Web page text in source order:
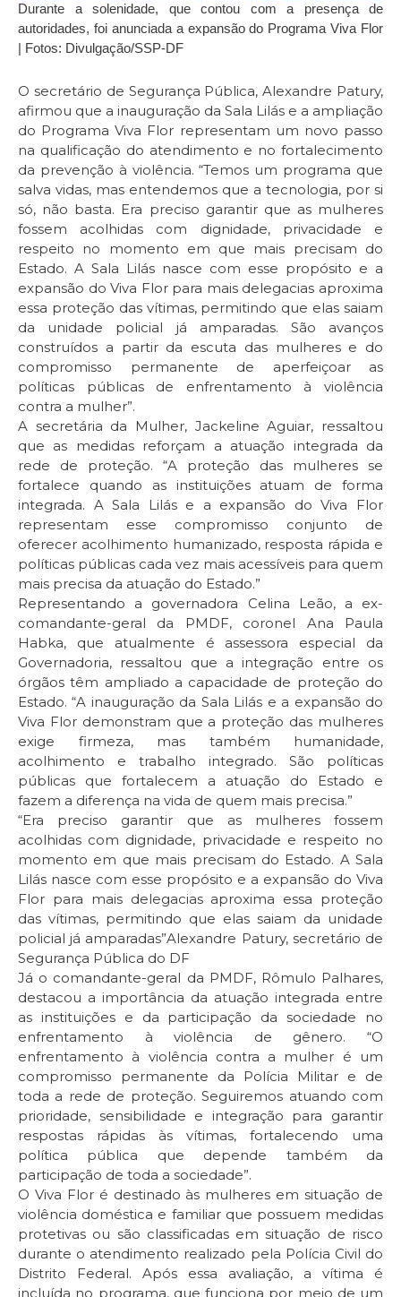
Durante a solenidade, que contou com a presença de
autoridades, foi anunciada a expansão do Programa Viva Flor
| Fotos: Divulgação/SSP-DF
O secretário de Segurança Pública, Alexandre Patury,
afirmou que a inauguração da Sala Lilás e a ampliação
do Programa Viva Flor representam um novo passo
na qualificação do atendimento e no fortalecimento
da prevenção à violência. “Temos um programa que
salva vidas, mas entendemos que a tecnologia, por si
só, não basta. Era preciso garantir que as mulheres
fossem acolhidas com dignidade, privacidade e
respeito no momento em que mais precisam do
Estado. A Sala Lilás nasce com esse propósito e a
expansão do Viva Flor para mais delegacias aproxima
essa proteção das vítimas, permitindo que elas saiam
da unidade policial já amparadas. São avanços
construídos a partir da escuta das mulheres e do
compromisso permanente de aperfeiçoar as
políticas públicas de enfrentamento à violência
contra a mulher”.
A secretária da Mulher, Jackeline Aguiar, ressaltou
que as medidas reforçam a atuação integrada da
rede de proteção. “A proteção das mulheres se
fortalece quando as instituições atuam de forma
integrada. A Sala Lilás e a expansão do Viva Flor
representam esse compromisso conjunto de
oferecer acolhimento humanizado, resposta rápida e
políticas públicas cada vez mais acessíveis para quem
mais precisa da atuação do Estado.”
Representando a governadora Celina Leão, a ex-
comandante-geral da PMDF, coronel Ana Paula
Habka, que atualmente é assessora especial da
Governadoria, ressaltou que a integração entre os
órgãos têm ampliado a capacidade de proteção do
Estado. “A inauguração da Sala Lilás e a expansão do
Viva Flor demonstram que a proteção das mulheres
exige firmeza, mas também humanidade,
acolhimento e trabalho integrado. São políticas
públicas que fortalecem a atuação do Estado e
fazem a diferença na vida de quem mais precisa.”
“Era preciso garantir que as mulheres fossem
acolhidas com dignidade, privacidade e respeito no
momento em que mais precisam do Estado. A Sala
Lilás nasce com esse propósito e a expansão do Viva
Flor para mais delegacias aproxima essa proteção
das vítimas, permitindo que elas saiam da unidade
policial já amparadas”Alexandre Patury, secretário de
Segurança Pública do DF
Já o comandante-geral da PMDF, Rômulo Palhares,
destacou a importância da atuação integrada entre
as instituições e da participação da sociedade no
enfrentamento à violência de gênero. “O
enfrentamento à violência contra a mulher é um
compromisso permanente da Polícia Militar e de
toda a rede de proteção. Seguiremos atuando com
prioridade, sensibilidade e integração para garantir
respostas rápidas às vítimas, fortalecendo uma
política pública que depende também da
participação de toda a sociedade”.
O Viva Flor é destinado às mulheres em situação de
violência doméstica e familiar que possuem medidas
protetivas ou são classificadas em situação de risco
durante o atendimento realizado pela Polícia Civil do
Distrito Federal. Após essa avaliação, a vítima é
incluída no programa, que funciona por meio de um